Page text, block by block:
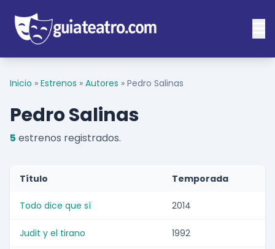
Inicio » Estrenos » Autores » Pedro Salinas
Pedro Salinas
5 estrenos registrados.
Título Temporada
Todo dice que sí 2014
Judit y el tirano 1992